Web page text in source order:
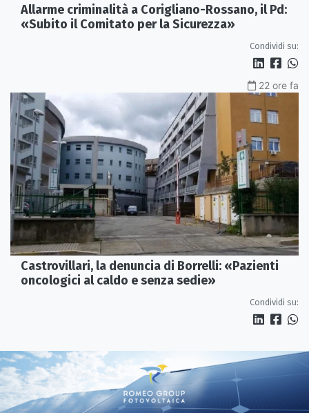
Allarme criminalità a Corigliano-Rossano, il Pd:
«Subito il Comitato per la Sicurezza»
Condividi su:
22 ore fa
Castrovillari, la denuncia di Borrelli: «Pazienti
oncologici al caldo e senza sedie»
Condividi su: